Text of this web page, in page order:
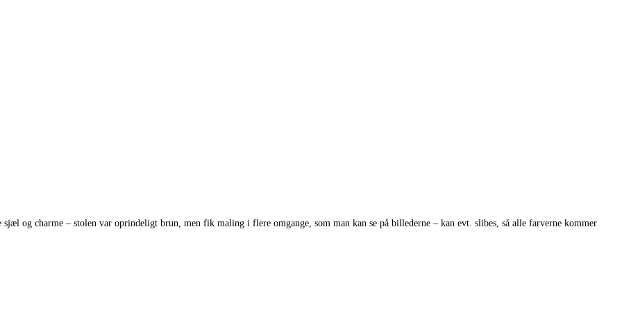
sjæl og charme – stolen var oprindeligt brun, men fik maling i flere omgange, som man kan se på billederne – kan evt. slibes, så alle farverne kommer